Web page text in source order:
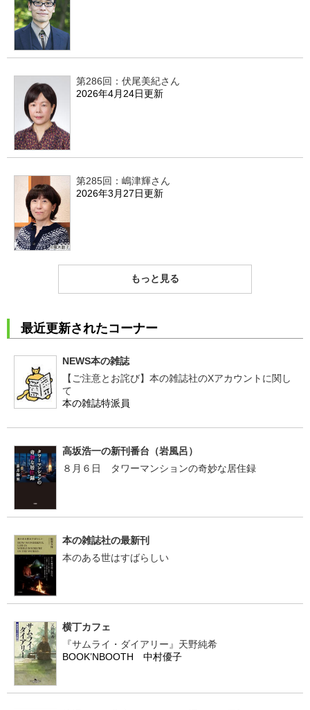
第286回：伏尾美紀さん
2026年4月24日更新
第285回：嶋津輝さん
2026年3月27日更新
もっと見る
最近更新されたコーナー
NEWS本の雑誌
【ご注意とお詫び】本の雑誌社のXアカウントに関し
て
本の雑誌特派員
高坂浩一の新刊番台（岩風呂）
８月６日 タワーマンションの奇妙な居住録
本の雑誌社の最新刊
本のある世はすばらしい
横丁カフェ
『サムライ・ダイアリー』天野純希
BOOK’NBOOTH 中村優子